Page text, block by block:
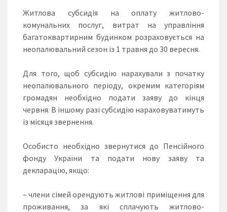
Житлова субсидія на оплату житлово-
комунальних послуг, витрат на управління
багатоквартирним будинком розраховується на
неопалювальний сезон із 1 травня до 30 вересня.
Для того, щоб субсидію нарахували з початку
неопалювального періоду, окремим категоріям
громадян необхідно подати заяву до кінця
червня. В іншому разі субсидію нараховуватимуть
із місяця звернення.
Особисто необхідно звернутися до Пенсійного
фонду України та подати нову заяву та
декларацію, якщо:
– члени сімей орендують житлові приміщення для
проживання, за які сплачують житлово-